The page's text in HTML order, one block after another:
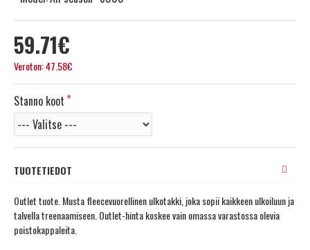
59.71€
Veroton: 47.58€
Stanno koot
TUOTETIEDOT
Outlet tuote. Musta fleecevuorellinen ulkotakki, joka sopii kaikkeen ulkoiluun ja
talvella treenaamiseen. Outlet-hinta koskee vain omassa varastossa olevia
poistokappaleita.